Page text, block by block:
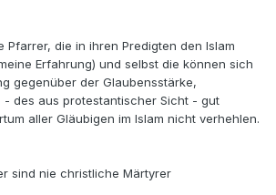
Pfarrer, die in ihren Predigten den Islam
Erfahrung) und selbst die können sich
gegenüber der Glaubensstärke,
- des aus protestantischer Sicht - gut
aller Gläubigen im Islam nicht verhehlen.
sind nie christliche Märtyrer